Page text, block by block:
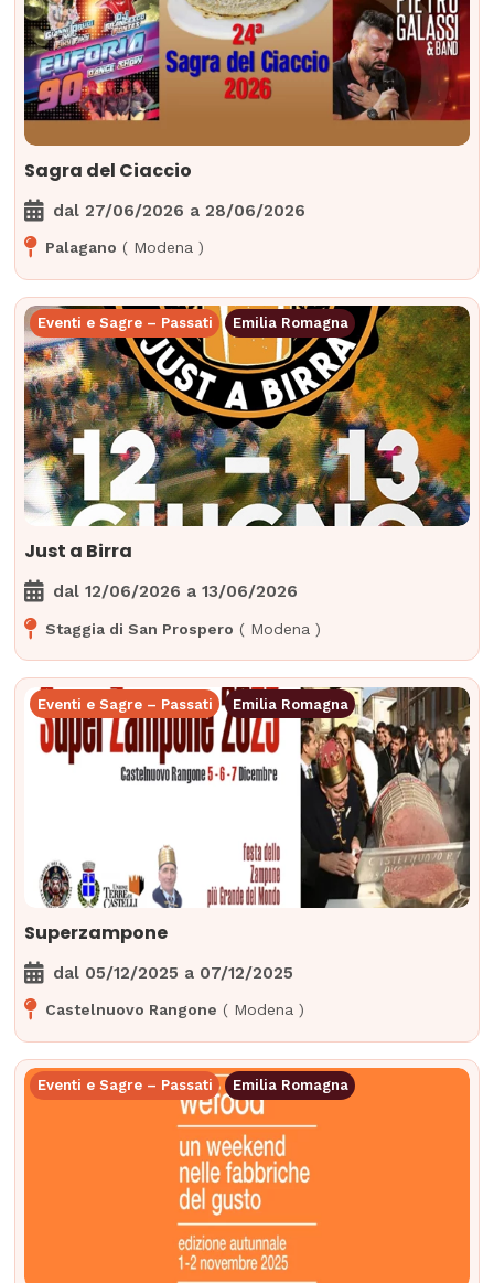
Sagra del Ciaccio
dal27/06/2026 a 28/06/2026
Palagano ( Modena )
Eventi e Sagre – Passati Emilia Romagna
Just a Birra
dal12/06/2026 a 13/06/2026
Staggia di San Prospero ( Modena )
Eventi e Sagre – Passati Emilia Romagna
Superzampone
dal 05/12/2025 a 07/12/2025
Castelnuovo Rangone ( Modena )
Eventi e Sagre – Passati Emilia Romagna